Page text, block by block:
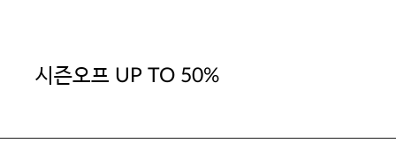
시즌오프 UP TO 50%